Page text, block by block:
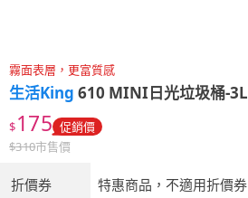
霧面表層，更富質感
生活King 610 MINI日光垃圾桶-
$175 促銷價
$310市售價
折價券 特惠商品，不適用折價券